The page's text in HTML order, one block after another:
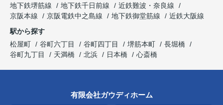
地下鉄堺筋線
地下鉄千日前線
近鉄難波・奈良線
京阪本線
京阪電鉄中之島線 地下鉄御堂筋線
近鉄大阪線
駅から探す
松屋町
谷町六丁目 谷町四丁目 堺筋本町
長堀橋
谷町九丁目
天満橋 北浜 日本橋 心斎橋
有限会社ガウディホーム